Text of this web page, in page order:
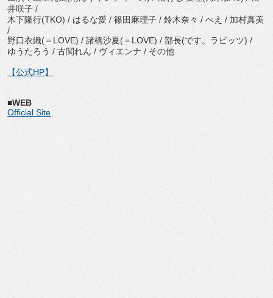
井咲子 /
木下隆行(TKO) / はるな愛 / 篠田麻理子 / 鈴木奈々 / ぺえ / 加村真美
/
野口衣織(＝LOVE) / 諸橋沙夏(＝LOVE) / 部長(です。ラビッツ) /
ゆうたろう / 古関れん / ヴィエンナ / その他
【公式HP】
■WEB
Official Site